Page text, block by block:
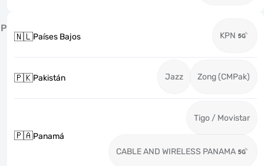
P
🇳🇱Países Bajos KPN
🇵🇰Pakistán Jazz Zong (CMPak)
🇵🇦Panamá
Tigo / Movistar
CABLE AND WIRELESS PANAMA